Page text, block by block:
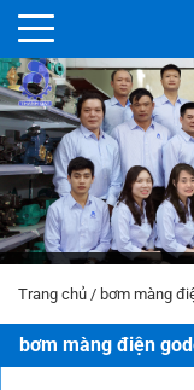
Trang chủ / bơm màng
bơm màng điện